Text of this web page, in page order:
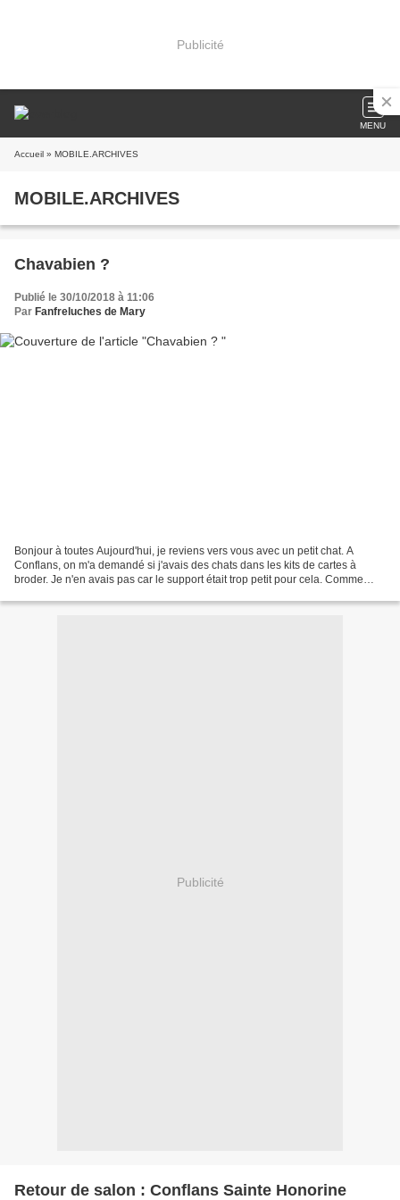
Publicité
MENU
Accueil » MOBILE.ARCHIVES
MOBILE.ARCHIVES
Chavabien ?
Publié le 30/10/2018 à 11:06
Par Fanfreluches de Mary
Bonjour à toutes Aujourd'hui, je reviens vers vous avec un petit chat. A
Conflans, on m'a demandé si j'avais des chats dans les kits de cartes à
broder. Je n'en avais pas car le support était trop petit pour cela. Comme
Publicité
Retour de salon : Conflans Sainte Honorine